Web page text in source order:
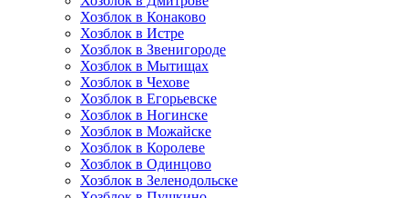
Хозблок в Конаково
Хозблок в Истре
Хозблок в Звенигороде
Хозблок в Мытищах
Хозблок в Чехове
Хозблок в Егорьевске
Хозблок в Ногинске
Хозблок в Можайске
Хозблок в Королеве
Хозблок в Одинцово
Хозблок в Зеленодольске